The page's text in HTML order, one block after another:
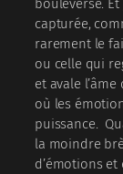
bouleverse.
capturée,
rarement le
ou celle qui
et avale
où les
puissance.
la moindre
d’émotions